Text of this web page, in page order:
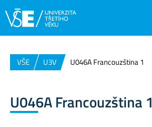
VŠE U3V U046A Francouzština 1
U046A Francouzština 1